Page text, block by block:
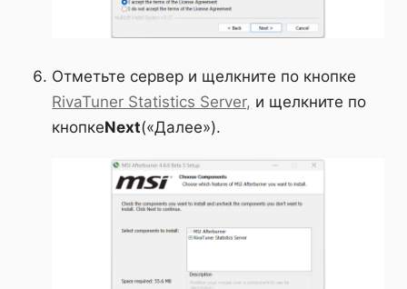
Отметьте сервер и щелкните по кнопке
RivaTuner Statistics Server, и щелкните по
кнопкеNext(«Далее»).